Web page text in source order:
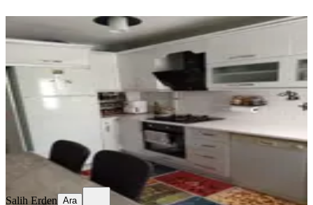
YENİ
Temiz Bakımlı Daire
Merkez, Mimar Sinan Mahallesi
·130 m² Kot 1·06.08.2026
17.750 ₺
Salih Erden
Salih Erden Ara